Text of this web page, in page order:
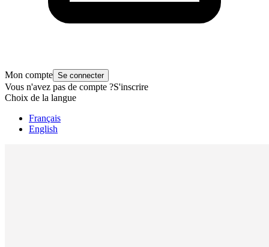
Mon compte Se connecter
Vous n'avez pas de compte ?S'inscrire
Choix de la langue
Français
English